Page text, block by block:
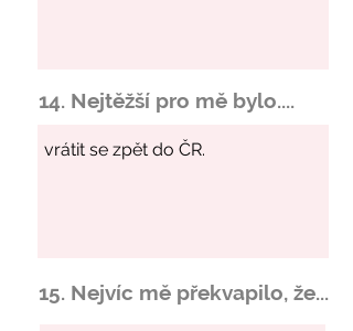
14. Nejtěžší pro mě bylo....
15. Nejvíc mě překvapilo, že...